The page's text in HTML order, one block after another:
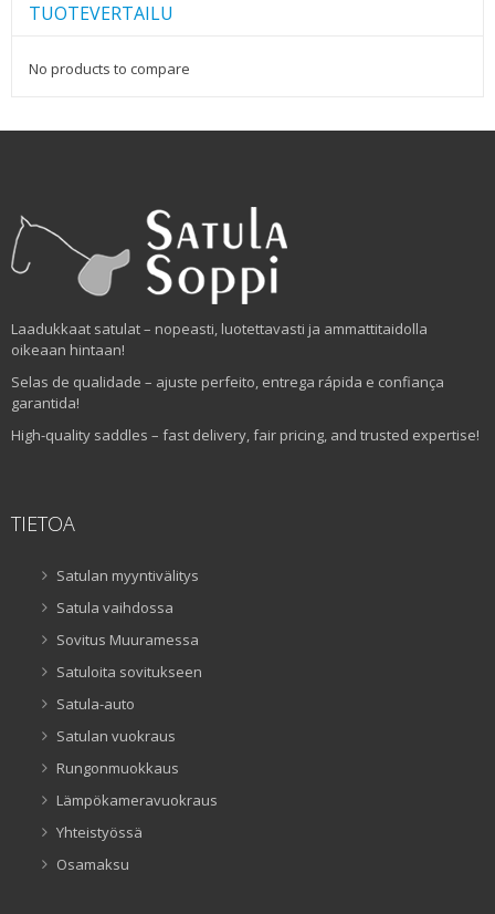
TUOTEVERTAILU
No products to compare
Laadukkaat satulat – nopeasti, luotettavasti ja ammattitaidolla
oikeaan hintaan!
Selas de qualidade – ajuste perfeito, entrega rápida e confiança
garantida!
High-quality saddles – fast delivery, fair pricing, and trusted expertise!
TIETOA
Satulan myyntivälitys
Satula vaihdossa
Sovitus Muuramessa
Satuloita sovitukseen
Satula-auto
Satulan vuokraus
Rungonmuokkaus
Lämpökameravuokraus
Yhteistyössä
Osamaksu